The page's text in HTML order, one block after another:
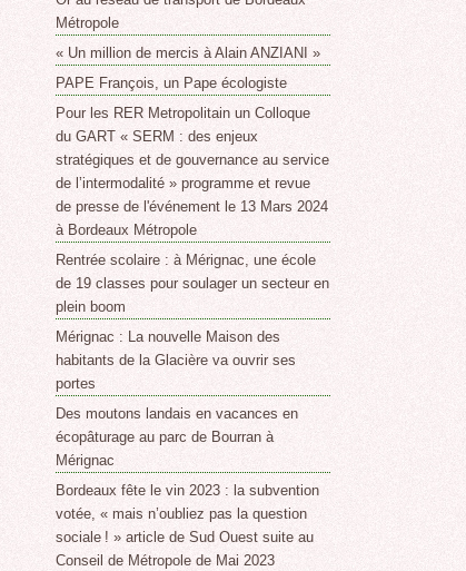
Métropole
« Un million de mercis à Alain ANZIANI »
PAPE François, un Pape écologiste
Pour les RER Metropolitain un Colloque
du GART « SERM : des enjeux
stratégiques et de gouvernance au service
de l’intermodalité » programme et revue
de presse de l'événement le 13 Mars 2024
à Bordeaux Métropole
Rentrée scolaire : à Mérignac, une école
de 19 classes pour soulager un secteur en
plein boom
Mérignac : La nouvelle Maison des
habitants de la Glacière va ouvrir ses
portes
Des moutons landais en vacances en
écopâturage au parc de Bourran à
Mérignac
Bordeaux fête le vin 2023 : la subvention
votée, « mais n’oubliez pas la question
sociale ! » article de Sud Ouest suite au
Conseil de Métropole de Mai 2023